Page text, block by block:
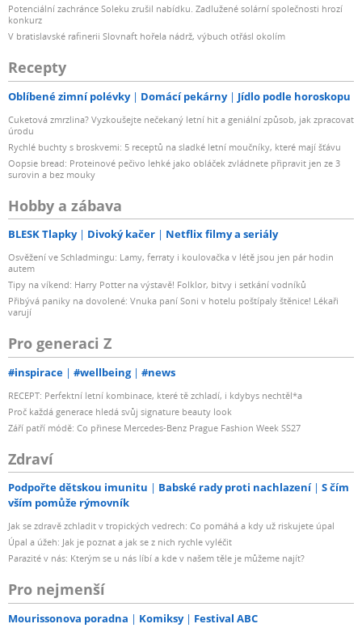
Potenciální zachránce Soleku zrušil nabídku. Zadlužené solární společnosti hrozí
konkurz
V bratislavské rafinerii Slovnaft hořela nádrž, výbuch otřásl okolím
Recepty
Oblíbené zimní polévky Domácí pekárny Jídlo podle horoskopu
Cuketová zmrzlina? Vyzkoušejte nečekaný letní hit a geniální způsob, jak zpracovat
úrodu
Rychlé buchty s broskvemi: 5 receptů na sladké letní moučníky, které mají šťávu
Oopsie bread: Proteinové pečivo lehké jako obláček zvládnete připravit jen ze 3
surovin a bez mouky
Hobby a zábava
BLESK Tlapky Divoký kačer Netflix filmy a seriály
Osvěžení ve Schladmingu: Lamy, ferraty i koulovačka v létě jsou jen pár hodin
autem
Tipy na víkend: Harry Potter na výstavě! Folklor, bitvy i setkání vodníků
Přibývá paniky na dovolené: Vnuka paní Soni v hotelu poštípaly štěnice! Lékaři
varují
Pro generaci Z
#inspirace #wellbeing #news
RECEPT: Perfektní letní kombinace, které tě zchladí, i kdybys nechtěl*a
Proč každá generace hledá svůj signature beauty look
Září patří módě: Co přinese Mercedes-Benz Prague Fashion Week SS27
Zdraví
Podpořte dětskou imunitu Babské rady proti nachlazení
S čím
vším pomůže rýmovník
Jak se zdravě zchladit v tropických vedrech: Co pomáhá a kdy už riskujete úpal
Úpal a úžeh: Jak je poznat a jak se z nich rychle vyléčit
Parazité v nás: Kterým se u nás líbí a kde v našem těle je můžeme najít?
Pro nejmenší
Mourissonova poradna Komiksy Festival ABC